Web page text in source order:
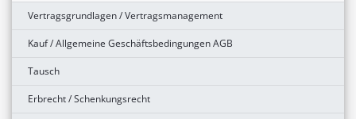
Vertragsgrundlagen / Vertragsmanagement
Kauf / Allgemeine Geschäftsbedingungen AGB
Tausch
Erbrecht / Schenkungsrecht